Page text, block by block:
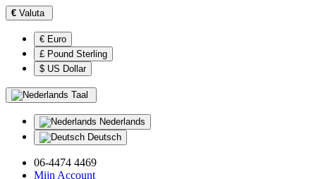
€ Valuta
€ Euro
£ Pound Sterling
$ US Dollar
Taal
Nederlands
Deutsch
06-4474 4469
Mijn Account